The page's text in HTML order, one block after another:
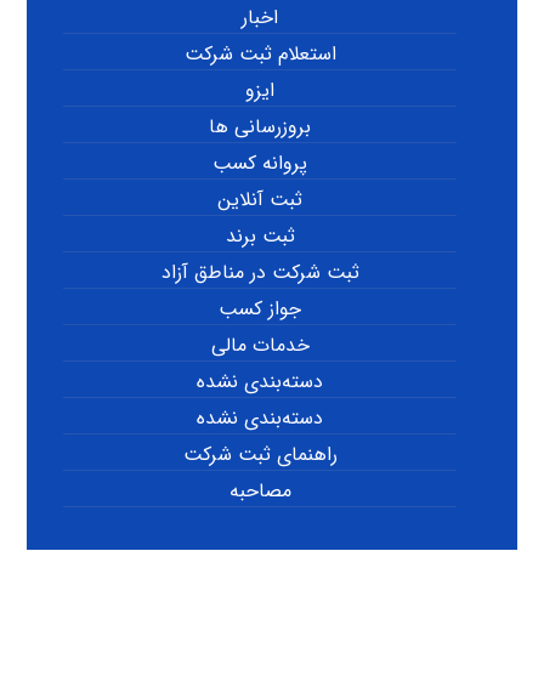
اخبار
استعلام ثبت شرکت
ایزو
بروزرسانی ها
پروانه کسب
ثبت آنلاین
ثبت برند
ثبت شرکت در مناطق آزاد
جواز کسب
خدمات مالی
دسته‌بندی نشده
دسته‌بندی نشده
راهنمای ثبت شرکت
مصاحبه